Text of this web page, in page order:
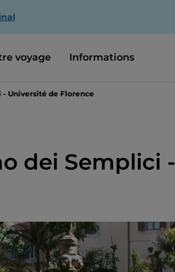
voyage Informations
Université de Florence
dei Semplici -